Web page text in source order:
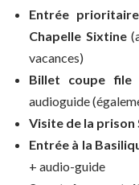
Entrée
Chapelle Sixtine
vacances)
Billet coupe file
audioguide
Visite de la
Entrée à la
+ audio-guide